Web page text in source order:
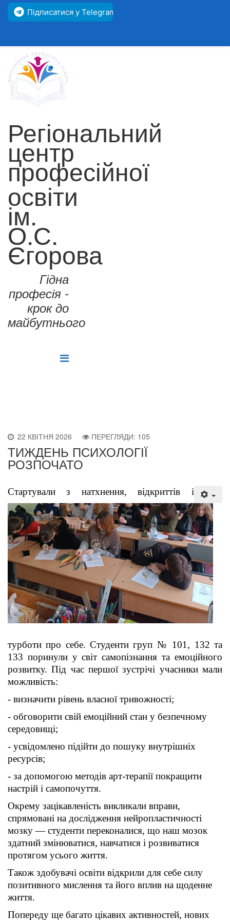
Підписатися у Telegram
Регіональний
центр
професійної
освіти
ім.
О.С.
Єгорова
Гідна
професія -
крок до
майбутнього
22 КВІТНЯ 2026 ПЕРЕГЛЯДИ: 105
ТИЖДЕНЬ ПСИХОЛОГІЇ
РОЗПОЧАТО
Стартували з натхнення, відкриттів і
турботи про себе. Студенти груп № 101, 132 та
133 поринули у світ самопізнання та емоційного
розвитку. Під час першої зустрічі учасники мали
можливість:
- визначити рівень власної тривожності;
- обговорити свій емоційний стан у безпечному
середовищі;
- усвідомлено підійти до пошуку внутрішніх
ресурсів;
- за допомогою методів арт-терапії покращити
настрій і самопочуття.
Окрему зацікавленість викликали вправи,
спрямовані на дослідження нейропластичності
мозку — студенти переконалися, що наш мозок
здатний змінюватися, навчатися і розвиватися
протягом усього життя.
Також здобувачі освіти відкрили для себе силу
позитивного мислення та його вплив на щоденне
життя.
Попереду ще багато цікавих активностей, нових